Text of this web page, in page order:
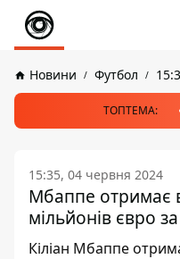
Новини Футбол
ТОПТЕМА:
15:35, 04 червня 2024
Мбаппе отримає
мільйонів євро
Кіліан Мбаппе